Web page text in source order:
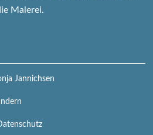
Malerei.
Jannichsen
Datenschutz